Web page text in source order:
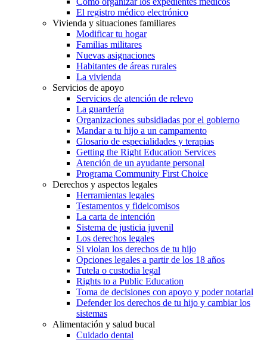
El registro médico electrónico
Vivienda y situaciones familiares
Modificar tu hogar
Familias militares
Nuevas asignaciones
Habitantes de áreas rurales
La vivienda
Servicios de apoyo
Servicios de atención de relevo
La guardería
Organizaciones subsidiadas por el gobierno
Mandar a tu hijo a un campamento
Glosario de especialidades y terapias
Getting the Right Education Services
Atención de un ayudante personal
Programa Community First Choice
Derechos y aspectos legales
Herramientas legales
Testamentos y fideicomisos
La carta de intención
Sistema de justicia juvenil
Los derechos legales
Si violan los derechos de tu hijo
Opciones legales a partir de los 18 años
Tutela o custodia legal
Rights to a Public Education
Toma de decisiones con apoyo y poder notarial
Defender los derechos de tu hijo y cambiar los
sistemas
Alimentación y salud bucal
Cuidado dental